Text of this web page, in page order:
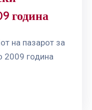
година
на пазарот за
2009 година